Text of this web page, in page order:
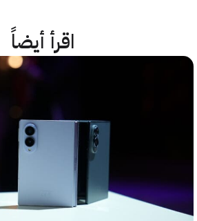
اقرأ أيضاً